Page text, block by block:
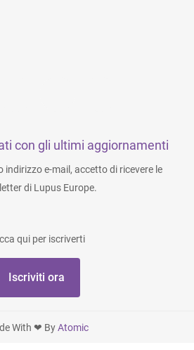
con gli ultimi aggiornamenti
indirizzo e-mail, accetto di ricevere le
di Lupus Europe.
qui per iscriverti
Iscriviti ora
With ❤ ByAtomic